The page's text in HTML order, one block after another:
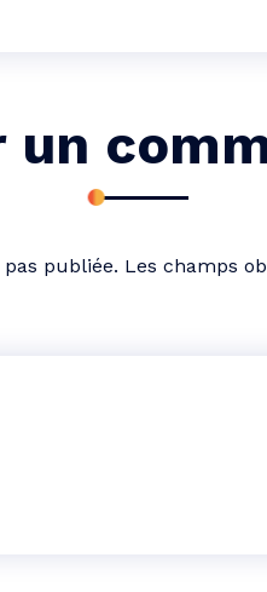
un
publiée. Les champs